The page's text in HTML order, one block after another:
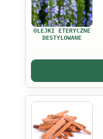
OLEJKI ETERYCZNE
DESTYLOWANE
wiele
wariantów.
Opcje
na
stronie
produktu
Ten
produkt
ma